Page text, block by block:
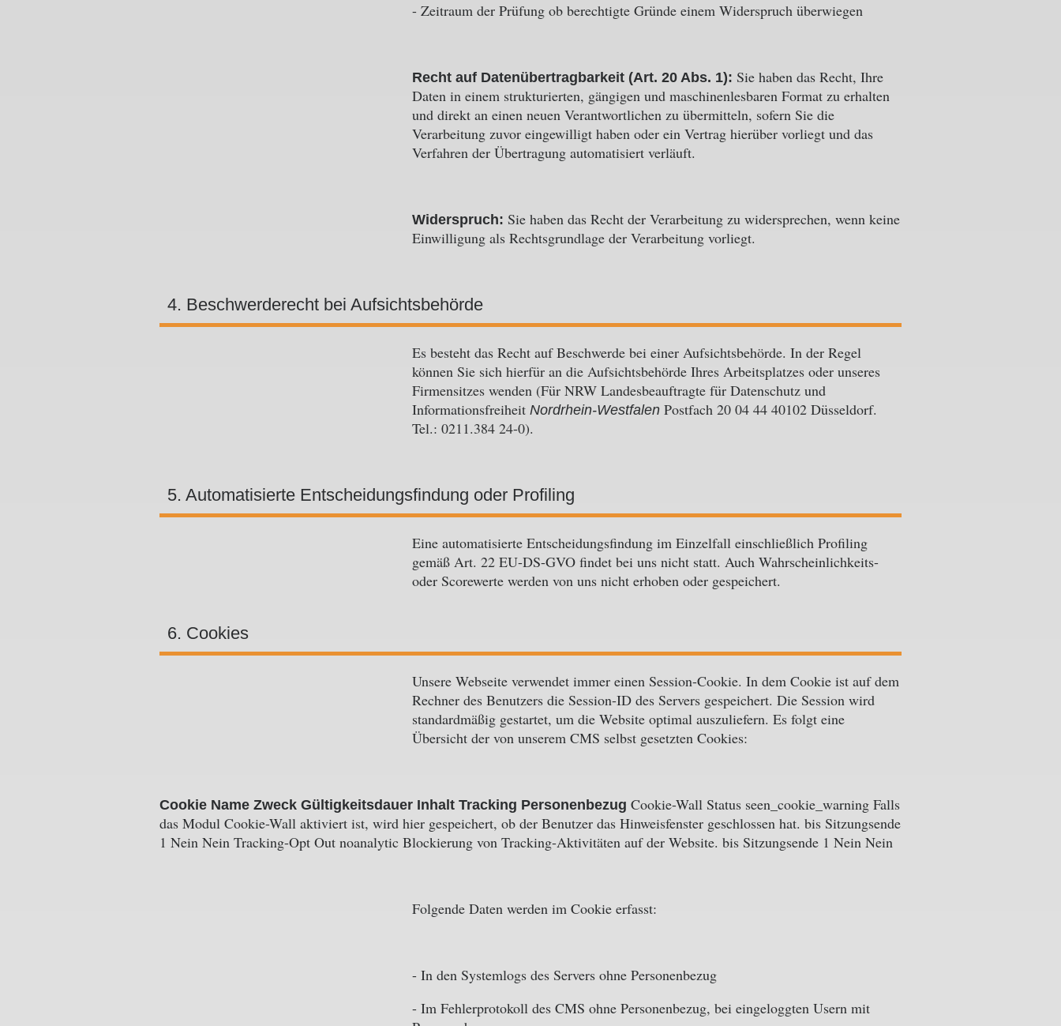
- Zeitraum der Prüfung ob berechtigte Gründe einem Widerspruch überwiegen
Recht auf Datenübertragbarkeit (Art. 20 Abs. 1): Sie haben das Recht, Ihre
Daten in einem strukturierten, gängigen und maschinenlesbaren Format zu erhalten
und direkt an einen neuen Verantwortlichen zu übermitteln, sofern Sie die
Verarbeitung zuvor eingewilligt haben oder ein Vertrag hierüber vorliegt und das
Verfahren der Übertragung automatisiert verläuft.
Widerspruch: Sie haben das Recht der Verarbeitung zu widersprechen, wenn keine
Einwilligung als Rechtsgrundlage der Verarbeitung vorliegt.
4. Beschwerderecht bei Aufsichtsbehörde
Es besteht das Recht auf Beschwerde bei einer Aufsichtsbehörde. In der Regel
können Sie sich hierfür an die Aufsichtsbehörde Ihres Arbeitsplatzes oder unseres
Firmensitzes wenden (Für NRW Landesbeauftragte für Datenschutz und
Informationsfreiheit Nordrhein-Westfalen Postfach 20 04 44 40102 Düsseldorf.
Tel.: 0211.384 24-0).
5. Automatisierte Entscheidungsfindung oder Profiling
Eine automatisierte Entscheidungsfindung im Einzelfall einschließlich Profiling
gemäß Art. 22 EU-DS-GVO findet bei uns nicht statt. Auch Wahrscheinlichkeits-
oder Scorewerte werden von uns nicht erhoben oder gespeichert.
6. Cookies
Unsere Webseite verwendet immer einen Session-Cookie. In dem Cookie ist auf dem
Rechner des Benutzers die Session-ID des Servers gespeichert. Die Session wird
standardmäßig gestartet, um die Website optimal auszuliefern. Es folgt eine
Übersicht der von unserem CMS selbst gesetzten Cookies:
Cookie Name Zweck Gültigkeitsdauer Inhalt Tracking Personenbezug Cookie-Wall Status seen_cookie_warning Falls
das Modul Cookie-Wall aktiviert ist, wird hier gespeichert, ob der Benutzer das Hinweisfenster geschlossen hat. bis Sitzungsende
1 Nein Nein Tracking-Opt Out noanalytic Blockierung von Tracking-Aktivitäten auf der Website. bis Sitzungsende 1 Nein Nein
Folgende Daten werden im Cookie erfasst:
- In den Systemlogs des Servers ohne Personenbezug
- Im Fehlerprotokoll des CMS ohne Personenbezug, bei eingeloggten Usern mit